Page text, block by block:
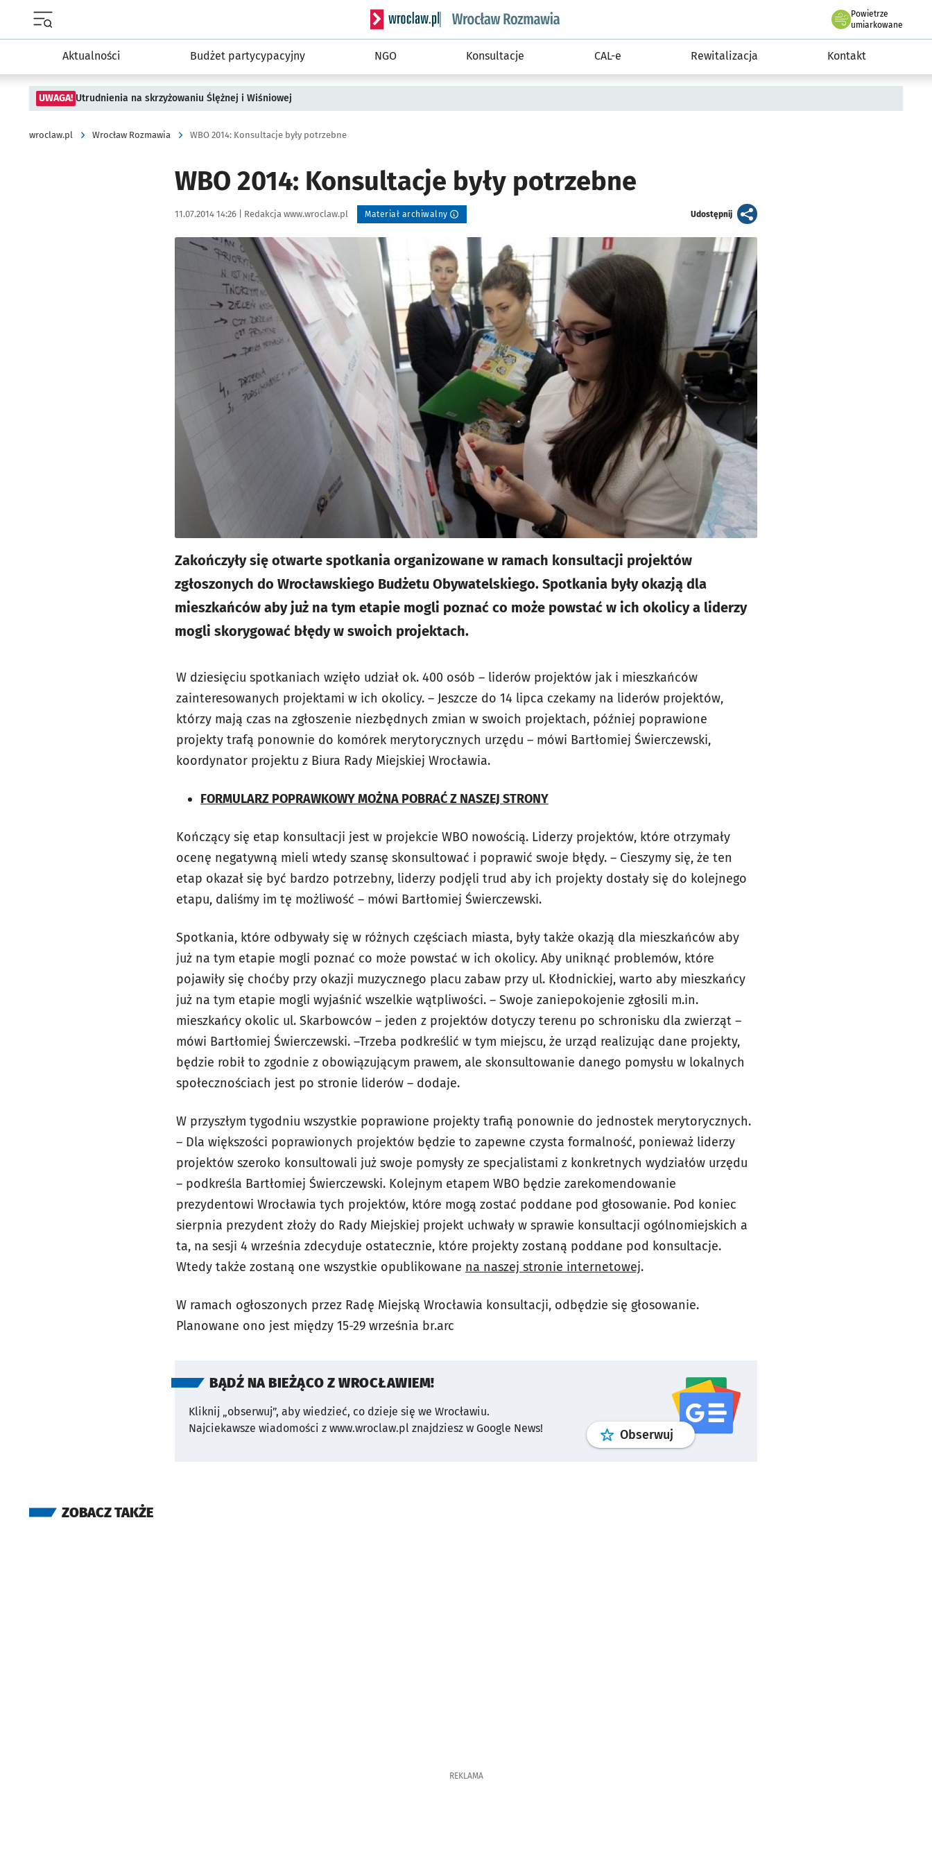
Serwis informacyjny wroclaw.pl podserwis: Rozmawia
Powietrze
we Wrocławiu
umiarkowane
Aktualności Budżet partycypacyjny NGO Konsultacje CAL-e Rewitalizacja Kontakt
UWAGA! Utrudnienia na skrzyżowaniu Ślężnej i Wiśniowej
wroclaw.pl Wrocław Rozmawia WBO 2014: Konsultacje były potrzebne
WBO 2014: Konsultacje były potrzebne
Data publikacji:
11.07.2014 14:26 | Autor:
Redakcja www.wroclaw.pl Materiał archiwalny Udostępnijartykuł
Kliknij, aby powiększyć
Zakończyły się otwarte spotkania organizowane w ramach konsultacji projektów
zgłoszonych do Wrocławskiego Budżetu Obywatelskiego. Spotkania były okazją dla
mieszkańców aby już na tym etapie mogli poznać co może powstać w ich okolicy a liderzy
mogli skorygować błędy w swoich projektach.
W dziesięciu spotkaniach wzięło udział ok. 400 osób – liderów projektów jak i mieszkańców
zainteresowanych projektami w ich okolicy. – Jeszcze do 14 lipca czekamy na liderów projektów,
którzy mają czas na zgłoszenie niezbędnych zmian w swoich projektach, później poprawione
projekty trafą ponownie do komórek merytorycznych urzędu – mówi Bartłomiej Świerczewski,
koordynator projektu z Biura Rady Miejskiej Wrocławia.
FORMULARZ POPRAWKOWY MOŻNA POBRAĆ Z NASZEJ STRONY
Kończący się etap konsultacji jest w projekcie WBO nowością. Liderzy projektów, które otrzymały
ocenę negatywną mieli wtedy szansę skonsultować i poprawić swoje błędy. – Cieszymy się, że ten
etap okazał się być bardzo potrzebny, liderzy podjęli trud aby ich projekty dostały się do kolejnego
etapu, daliśmy im tę możliwość – mówi Bartłomiej Świerczewski.
Spotkania, które odbywały się w różnych częściach miasta, były także okazją dla mieszkańców aby
już na tym etapie mogli poznać co może powstać w ich okolicy. Aby uniknąć problemów, które
pojawiły się choćby przy okazji muzycznego placu zabaw przy ul. Kłodnickiej, warto aby mieszkańcy
już na tym etapie mogli wyjaśnić wszelkie wątpliwości. – Swoje zaniepokojenie zgłosili m.in.
mieszkańcy okolic ul. Skarbowców – jeden z projektów dotyczy terenu po schronisku dla zwierząt –
mówi Bartłomiej Świerczewski. –Trzeba podkreślić w tym miejscu, że urząd realizując dane projekty,
będzie robił to zgodnie z obowiązującym prawem, ale skonsultowanie danego pomysłu w lokalnych
społecznościach jest po stronie liderów – dodaje.
W przyszłym tygodniu wszystkie poprawione projekty trafią ponownie do jednostek merytorycznych.
– Dla większości poprawionych projektów będzie to zapewne czysta formalność, ponieważ liderzy
projektów szeroko konsultowali już swoje pomysły ze specjalistami z konkretnych wydziałów urzędu
– podkreśla Bartłomiej Świerczewski. Kolejnym etapem WBO będzie zarekomendowanie
prezydentowi Wrocławia tych projektów, które mogą zostać poddane pod głosowanie. Pod koniec
sierpnia prezydent złoży do Rady Miejskiej projekt uchwały w sprawie konsultacji ogólnomiejskich a
ta, na sesji 4 września zdecyduje ostatecznie, które projekty zostaną poddane pod konsultacje.
Wtedy także zostaną one wszystkie opublikowane na naszej stronie internetowej.
W ramach ogłoszonych przez Radę Miejską Wrocławia konsultacji, odbędzie się głosowanie.
Planowane ono jest między 15-29 września br.arc
BĄDŹ NA BIEŻĄCO Z WROCŁAWIEM!
Kliknij „obserwuj”, aby wiedzieć, co dzieje się we Wrocławiu.
Najciekawsze wiadomości z www.wroclaw.pl znajdziesz w Google News!
Obserwuj profilgoogle news
ZOBACZ TAKŻE
REKLAMA